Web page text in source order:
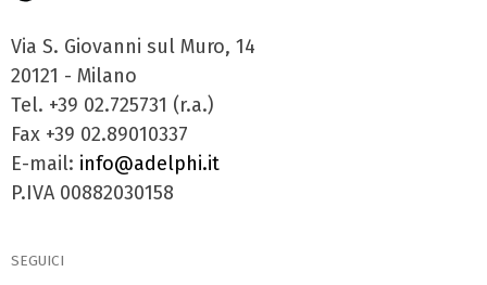
Via S. Giovanni sul Muro, 14
20121 - Milano
Tel. +39 02.725731 (r.a.)
Fax +39 02.89010337
E-mail: info@adelphi.it
P.IVA 00882030158
SEGUICI